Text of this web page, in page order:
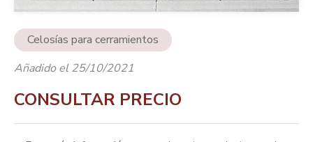
Celosías para cerramientos
Añadido el 25/10/2021
CONSULTAR PRECIO